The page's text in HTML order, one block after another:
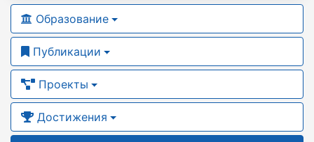
Образование
Публикации
Проекты
Достижения